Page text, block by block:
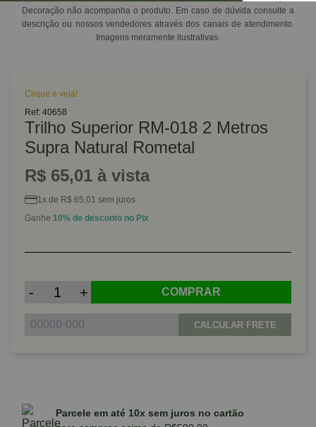
Decoração não acompanha o produto. Em caso de dúvida consulte a
descrição ou nossos vendedores através dos canais de atendimento.
Imagens meramente ilustrativas.
Clique e veja!
Ref: 40658
Trilho Superior RM-018 2 Metros
Supra Natural Rometal
R$ 65,01 à vista
1x de R$ 65,01 sem juros
Ganhe 10% de desconto no Pix
- + COMPRAR
CALCULAR FRETE
Parcele em até 10x sem juros no cartão